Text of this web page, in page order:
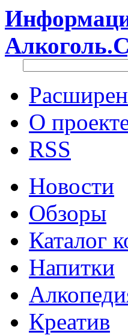
О
RSS
Новости
Обзоры
Каталог
Напитки
Креатив